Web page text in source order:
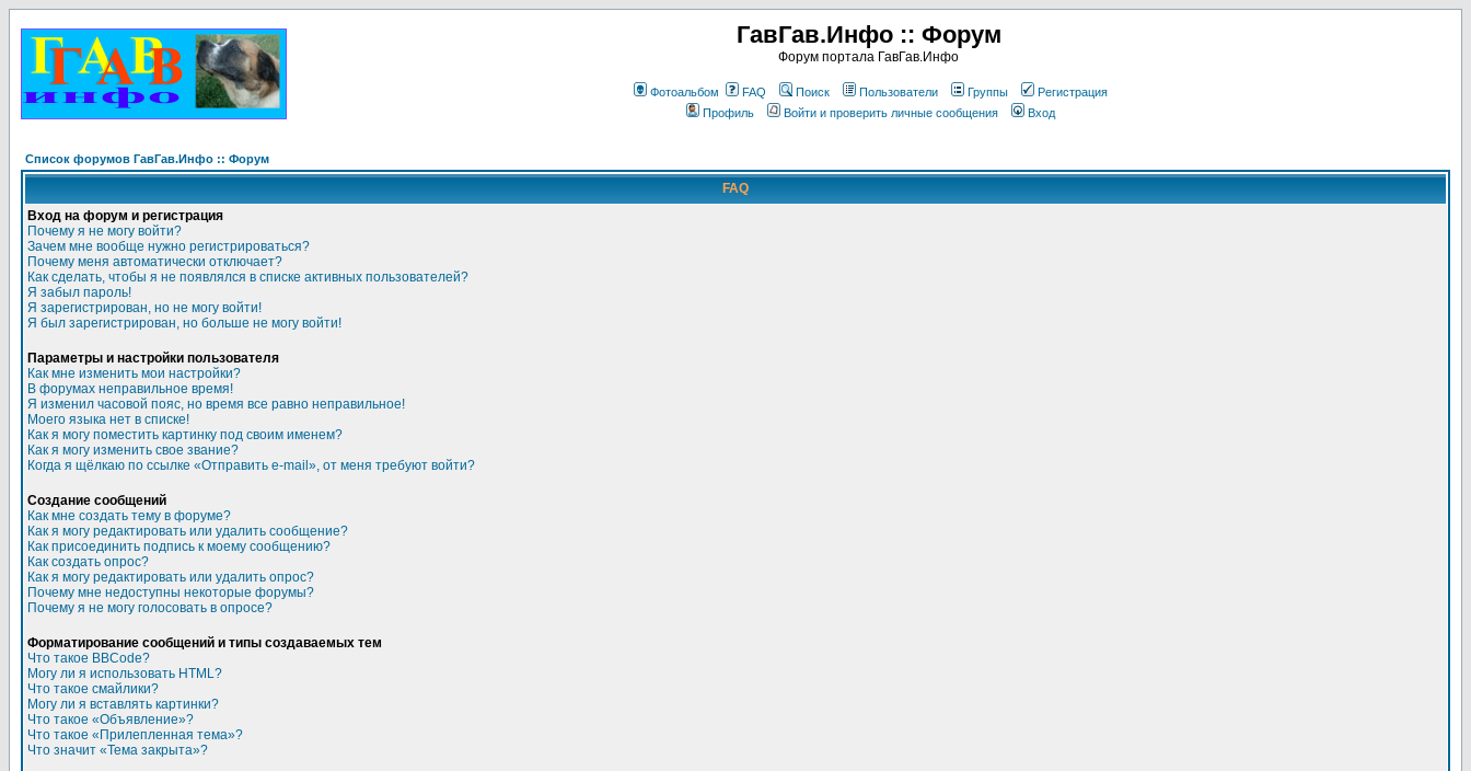
ГавГав.Инфо :: Форум
Форум портала ГавГав.Инфо
Фотоальбом FAQ Поиск Пользователи Группы
Регистрация
Профиль
Войти и проверить личные сообщения Вход
Список форумов ГавГав.Инфо :: Форум
FAQ
Вход на форум и регистрация
Почему я не могу войти?
Зачем мне вообще нужно регистрироваться?
Почему меня автоматически отключает?
Как сделать, чтобы я не появлялся в списке активных пользователей?
Я забыл пароль!
Я зарегистрирован, но не могу войти!
Я был зарегистрирован, но больше не могу войти!
Параметры и настройки пользователя
Как мне изменить мои настройки?
В форумах неправильное время!
Я изменил часовой пояс, но время все равно неправильное!
Моего языка нет в списке!
Как я могу поместить картинку под своим именем?
Как я могу изменить свое звание?
Когда я щёлкаю по ссылке «Отправить e-mail», от меня требуют войти?
Создание сообщений
Как мне создать тему в форуме?
Как я могу редактировать или удалить сообщение?
Как присоединить подпись к моему сообщению?
Как создать опрос?
Как я могу редактировать или удалить опрос?
Почему мне недоступны некоторые форумы?
Почему я не могу голосовать в опросе?
Форматирование сообщений и типы создаваемых тем
Что такое BBCode?
Могу ли я использовать HTML?
Что такое смайлики?
Могу ли я вставлять картинки?
Что такое «Объявление»?
Что такое «Прилепленная тема»?
Что значит «Тема закрыта»?